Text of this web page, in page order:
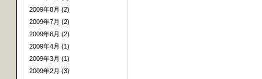
2009年8月 (2)
2009年7月 (2)
2009年6月 (2)
2009年4月 (1)
2009年3月 (1)
2009年2月 (3)